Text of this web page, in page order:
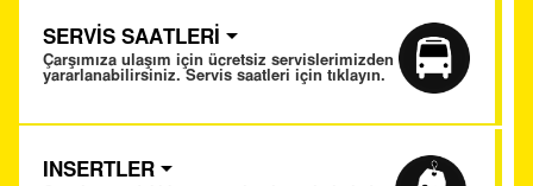
SERVİS SAATLERİ
Çarşımıza ulaşım için ücretsiz servislerimizden
yararlanabilirsiniz. Servis saatleri için tıklayın.
INSERTLER